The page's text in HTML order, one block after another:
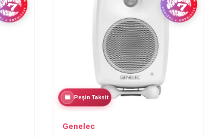
Peşin Taksit
Genelec